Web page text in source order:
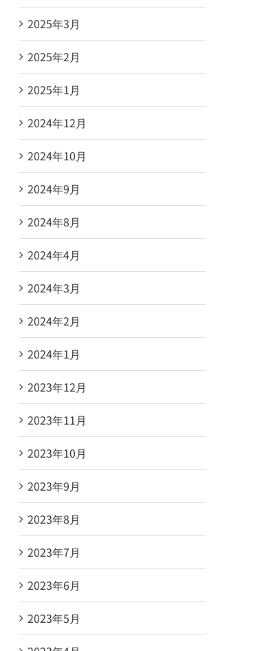
2025年3月
2025年2月
2025年1月
2024年12月
2024年10月
2024年9月
2024年8月
2024年4月
2024年3月
2024年2月
2024年1月
2023年12月
2023年11月
2023年10月
2023年9月
2023年8月
2023年7月
2023年6月
2023年5月